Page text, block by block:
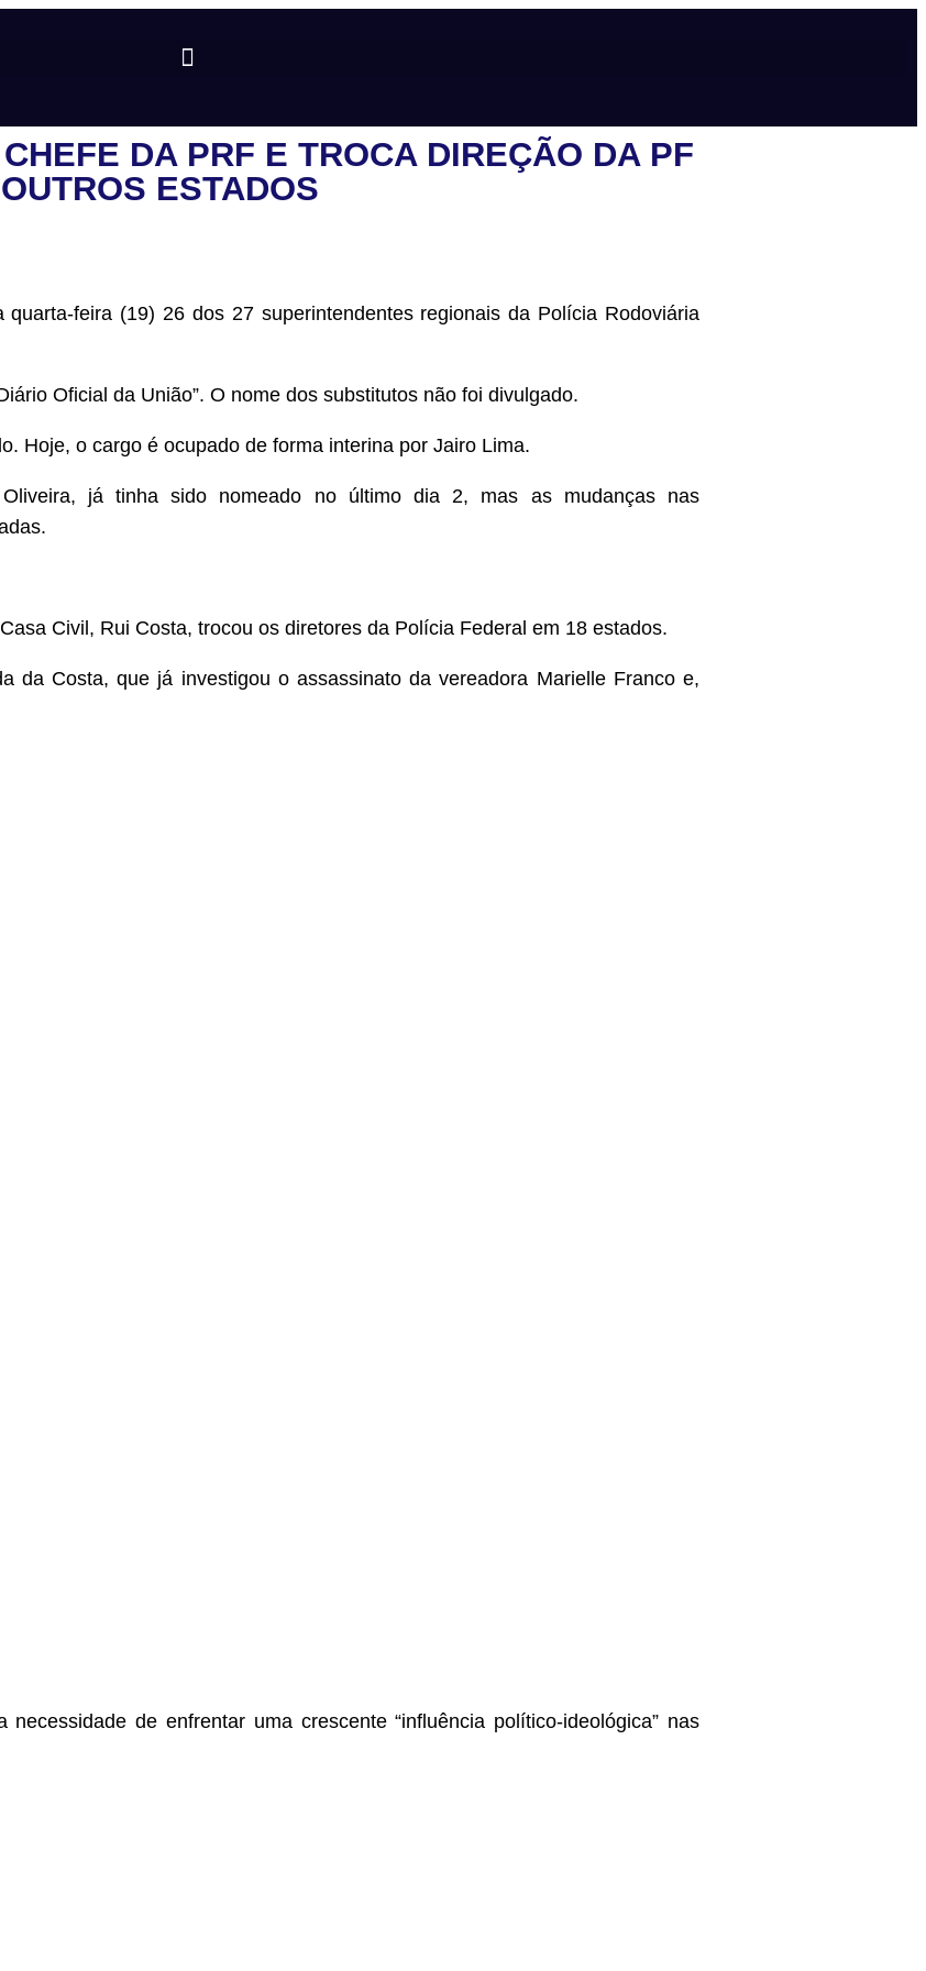
DA PRF E TROCA DIREÇÃO DA PF
ESTADOS
feira (19) 26 dos 27 superintendentes regionais da Polícia Rodoviária
Oficial da União”. O nome dos substitutos não foi divulgado.
Hoje, o cargo é ocupado de forma interina por Jairo Lima.
já tinha sido nomeado no último dia 2, mas as mudanças nas
Civil, Rui Costa, trocou os diretores da Polícia Federal em 18 estados.
da Costa, que já investigou o assassinato da vereadora Marielle Franco e,
de enfrentar uma crescente “influência político-ideológica” nas